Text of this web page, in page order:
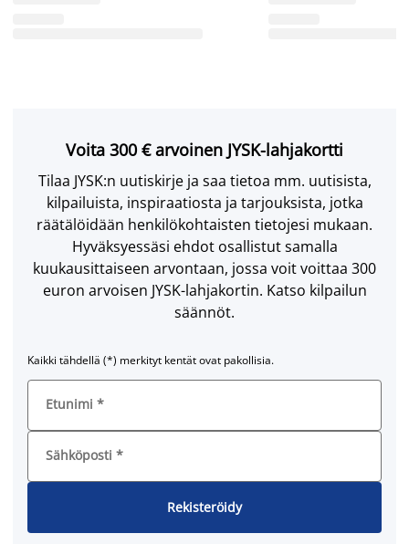
Voita 300 € arvoinen JYSK-lahjakortti
Tilaa JYSK:n uutiskirje ja saa tietoa mm. uutisista,
kilpailuista, inspiraatiosta ja tarjouksista, jotka
räätälöidään henkilökohtaisten tietojesi mukaan.
Hyväksyessäsi ehdot osallistut samalla
kuukausittaiseen arvontaan, jossa voit voittaa 300
euron arvoisen JYSK-lahjakortin. Katso kilpailun
säännöt.
Kaikki tähdellä (*) merkityt kentät ovat pakollisia.
Etunimi *
Sähköposti *
Rekisteröidy